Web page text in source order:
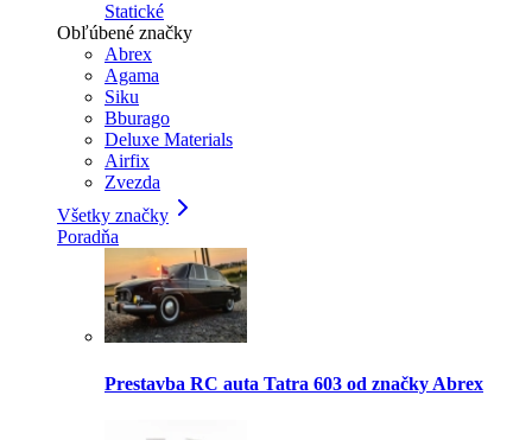
Statické
Obľúbené značky
Abrex
Agama
Siku
Bburago
Deluxe Materials
Airfix
Zvezda
Všetky značky
Poradňa
Prestavba RC auta Tatra 603 od značky Abrex